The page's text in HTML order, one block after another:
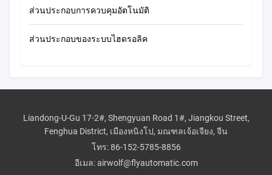
ส่วนประกอบการควบคุมอัตโนมัติ
ส่วนประกอบของระบบไฮดรอลิค
Liandong-U-Gu 17-2#, Shengyuan Road 1#, Jiangkou Street,
Fenghua District, เมืองหนิงโป, มณฑลเจ้อเจียง, จีน
โทร:86-152-5785-8856
อีเมล:airwolf@flyautomatic.com